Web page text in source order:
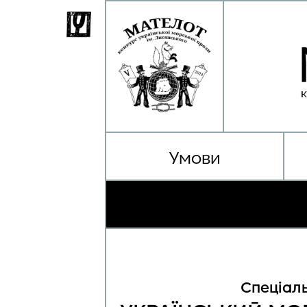
Умови